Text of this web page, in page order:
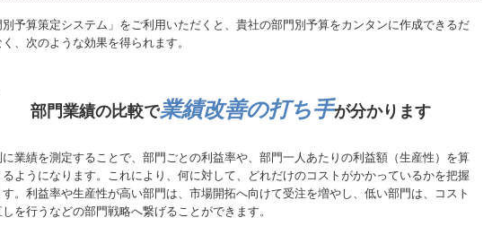
別予算策定システム」をご利用いただくと、貴社の部門別予算をカンタンに作成できるだ
、次のような効果を得られます。
部門業績の比較で業績改善の打ち手が分かります
に業績を測定することで、部門ごとの利益率や、部門一人あたりの利益額（生産性）を算
るようになります。これにより、何に対して、どれだけのコストがかかっているかを把握
。利益率や生産性が高い部門は、市場開拓へ向けて受注を増やし、低い部門は、コスト
を行うなどの部門戦略へ繋げることができます。